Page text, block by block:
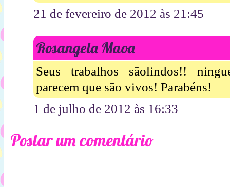
21 de fevereiro de 2012 às 21:45
Rosangela Maoa
Seus trabalhos sãolindos!!
parecem que são vivos! Parabéns!
1 de julho de 2012 às 16:33
Postar um comentário